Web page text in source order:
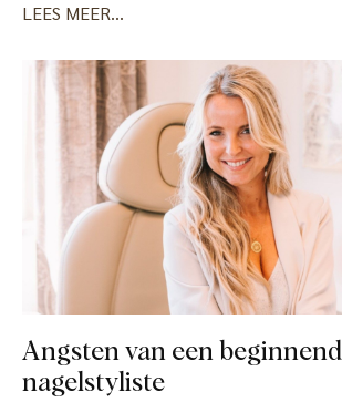
LEES MEER...
Angsten van een beginnend
nagelstyliste